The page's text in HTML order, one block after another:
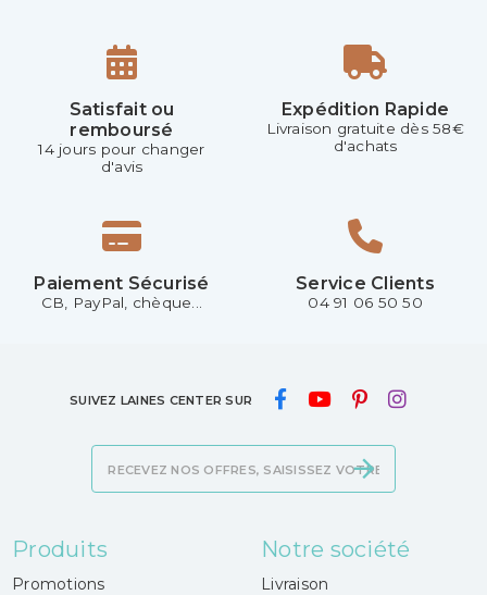
Satisfait ou
remboursé
14 jours pour changer
d'avis
Expédition Rapide
Livraison gratuite dès 58€
d'achats
Paiement Sécurisé
CB, PayPal, chèque...
Service Clients
04 91 06 50 50
SUIVEZ LAINES CENTER SUR
Produits
Promotions
Notre société
Livraison